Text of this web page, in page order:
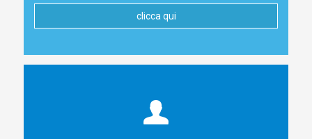
clicca qui